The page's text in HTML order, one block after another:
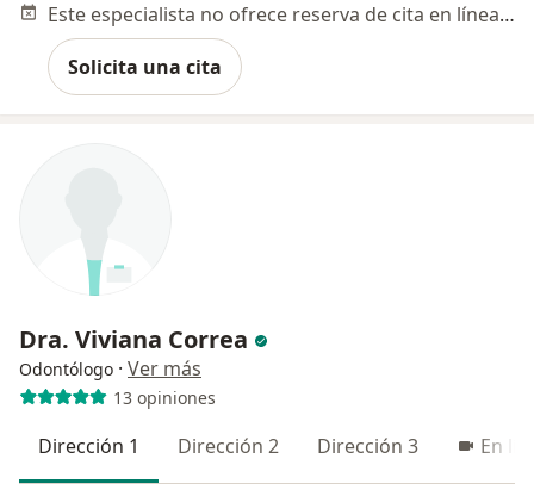
Este especialista no ofrece reserva de cita en línea en esta dirección.
Solicita una cita
Dra. Viviana Correa
Odontólogo · Ver más
13 opiniones
Dirección 1 Dirección 2 Dirección 3 En